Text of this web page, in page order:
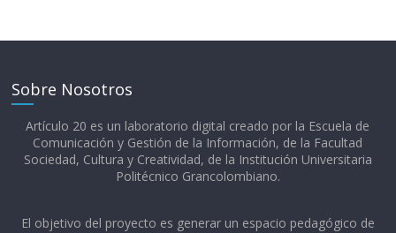
Sobre Nosotros
Artículo 20 es un laboratorio digital creado por la Escuela de
Comunicación y Gestión de la Información, de la Facultad
Sociedad, Cultura y Creatividad, de la Institución Universitaria
Politécnico Grancolombiano.​
El objetivo del proyecto es generar un espacio pedagógico de